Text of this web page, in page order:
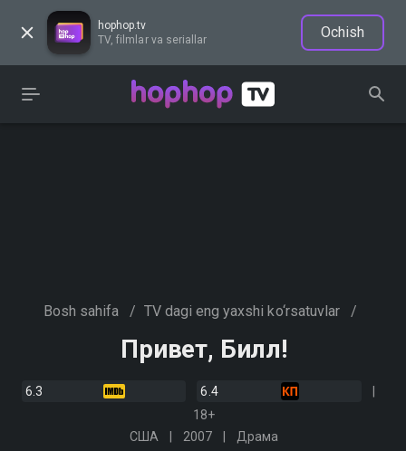
hophop.tv
TV, filmlar va seriallar
Ochish
Bosh sahifa / TV dagi eng yaxshi ko‘rsatuvlar /
Привет, Билл!
6.3
6.4
18+
США
2007 Драма